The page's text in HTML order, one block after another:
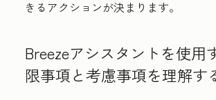
きるアクションが決まります。
Breezeアシスタントを使用
限事項と考慮事項を理解す